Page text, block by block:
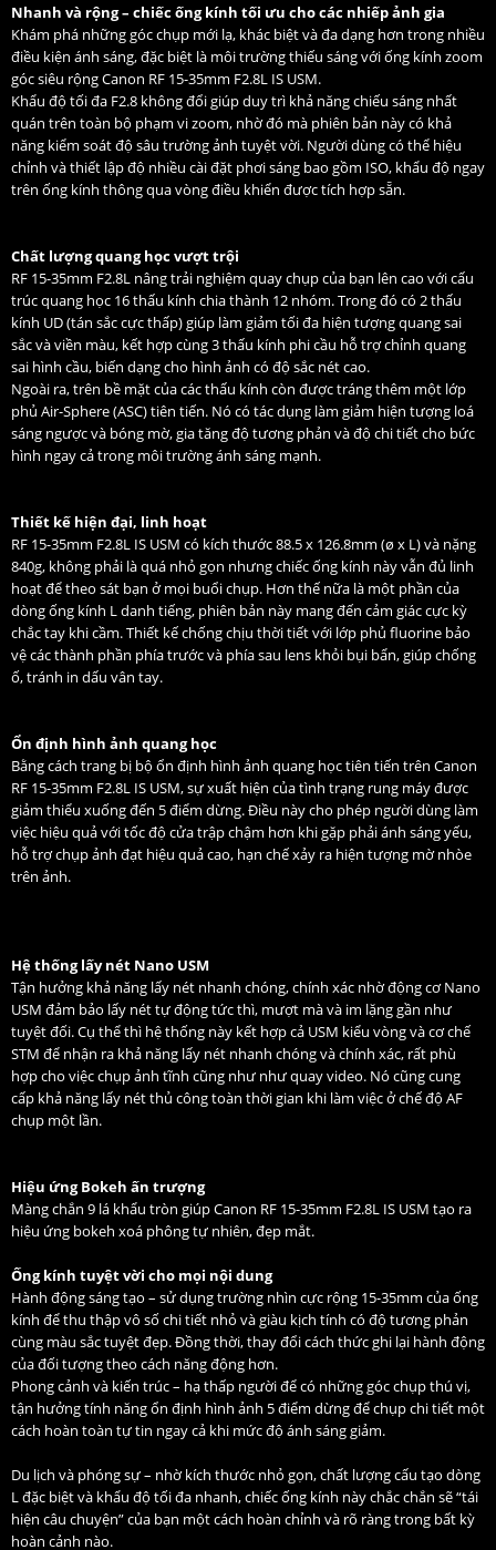
Nhanh và rộng – chiếc ống kính tối ưu cho các nhiếp ảnh gia
Khám phá những góc chụp mới lạ, khác biệt và đa dạng hơn trong nhiều
điều kiện ánh sáng, đặc biệt là môi trường thiếu sáng với ống kính zoom
góc siêu rộng Canon RF 15-35mm F2.8L IS USM.
Khẩu độ tối đa F2.8 không đổi giúp duy trì khả năng chiếu sáng nhất
quán trên toàn bộ phạm vi zoom, nhờ đó mà phiên bản này có khả
năng kiểm soát độ sâu trường ảnh tuyệt vời. Người dùng có thể hiệu
chỉnh và thiết lập độ nhiều cài đặt phơi sáng bao gồm ISO, khẩu độ ngay
trên ống kính thông qua vòng điều khiển được tích hợp sẵn.
Chất lượng quang học vượt trội
RF 15-35mm F2.8L nâng trải nghiệm quay chụp của bạn lên cao với cấu
trúc quang học 16 thấu kính chia thành 12 nhóm. Trong đó có 2 thấu
kính UD (tán sắc cực thấp) giúp làm giảm tối đa hiện tượng quang sai
sắc và viền màu, kết hợp cùng 3 thấu kính phi cầu hỗ trợ chỉnh quang
sai hình cầu, biến dạng cho hình ảnh có độ sắc nét cao.
Ngoài ra, trên bề mặt của các thấu kính còn được tráng thêm một lớp
phủ Air-Sphere (ASC) tiên tiến. Nó có tác dụng làm giảm hiện tượng loá
sáng ngược và bóng mờ, gia tăng độ tương phản và độ chi tiết cho bức
hình ngay cả trong môi trường ánh sáng mạnh.
Thiết kế hiện đại, linh hoạt
RF 15-35mm F2.8L IS USM có kích thước 88.5 x 126.8mm (ø x L) và nặng
840g, không phải là quá nhỏ gọn nhưng chiếc ống kính này vẫn đủ linh
hoạt để theo sát bạn ở mọi buổi chụp. Hơn thế nữa là một phần của
dòng ống kính L danh tiếng, phiên bản này mang đến cảm giác cực kỳ
chắc tay khi cầm. Thiết kế chống chịu thời tiết với lớp phủ fluorine bảo
vệ các thành phần phía trước và phía sau lens khỏi bụi bẩn, giúp chống
ố, tránh in dấu vân tay.
Ổn định hình ảnh quang học
Bằng cách trang bị bộ ổn định hình ảnh quang học tiên tiến trên Canon
RF 15-35mm F2.8L IS USM, sự xuất hiện của tình trạng rung máy được
giảm thiểu xuống đến 5 điểm dừng. Điều này cho phép người dùng làm
việc hiệu quả với tốc độ cửa trập chậm hơn khi gặp phải ánh sáng yếu,
hỗ trợ chụp ảnh đạt hiệu quả cao, hạn chế xảy ra hiện tượng mờ nhòe
trên ảnh.
Hệ thống lấy nét Nano USM
Tận hưởng khả năng lấy nét nhanh chóng, chính xác nhờ động cơ Nano
USM đảm bảo lấy nét tự động tức thì, mượt mà và im lặng gần như
tuyệt đối. Cụ thể thì hệ thống này kết hợp cả USM kiểu vòng và cơ chế
STM để nhận ra khả năng lấy nét nhanh chóng và chính xác, rất phù
hợp cho việc chụp ảnh tĩnh cũng như như quay video. Nó cũng cung
cấp khả năng lấy nét thủ công toàn thời gian khi làm việc ở chế độ AF
chụp một lần.
Hiệu ứng Bokeh ấn trượng
Màng chắn 9 lá khẩu tròn giúp Canon RF 15-35mm F2.8L IS USM tạo ra
hiệu ứng bokeh xoá phông tự nhiên, đẹp mắt.
Ống kính tuyệt vời cho mọi nội dung
Hành động sáng tạo – sử dụng trường nhìn cực rộng 15-35mm của ống
kính để thu thập vô số chi tiết nhỏ và giàu kịch tính có độ tương phản
cùng màu sắc tuyệt đẹp. Đồng thời, thay đổi cách thức ghi lại hành động
của đối tượng theo cách năng động hơn.
Phong cảnh và kiến trúc – hạ thấp người để có những góc chụp thú vị,
tận hưởng tính năng ổn định hình ảnh 5 điểm dừng để chụp chi tiết một
cách hoàn toàn tự tin ngay cả khi mức độ ánh sáng giảm.
Du lịch và phóng sự – nhờ kích thước nhỏ gọn, chất lượng cấu tạo dòng
L đặc biệt và khẩu độ tối đa nhanh, chiếc ống kính này chắc chắn sẽ “tái
hiện câu chuyện” của bạn một cách hoàn chỉnh và rõ ràng trong bất kỳ
hoàn cảnh nào.